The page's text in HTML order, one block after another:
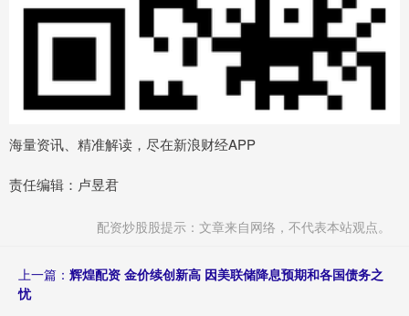
海量资讯、精准解读，尽在新浪财经APP
责任编辑：卢昱君
配资炒股股提示：文章来自网络，不代表本站观点。
上一篇： 辉煌配资 金价续创新高 因美联储降息预期和各国债务之
忧